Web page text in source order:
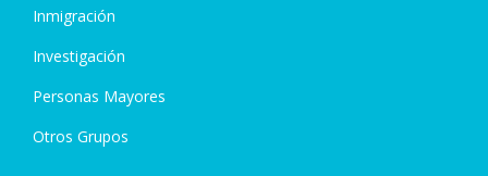
Inmigración
Investigación
Personas Mayores
Otros Grupos